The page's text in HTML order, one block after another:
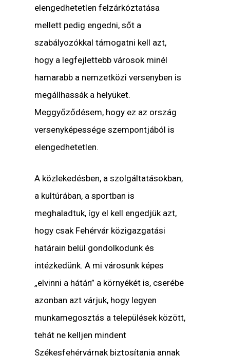
elengedhetetlen felzárkóztatása
mellett pedig engedni, sőt a
szabályozókkal támogatni kell azt,
hogy a legfejlettebb városok minél
hamarabb a nemzetközi versenyben is
megállhassák a helyüket.
Meggyőződésem, hogy ez az ország
versenyképessége szempontjából is
elengedhetetlen.
A közlekedésben, a szolgáltatásokban,
a kultúrában, a sportban is
meghaladtuk, így el kell engedjük azt,
hogy csak Fehérvár közigazgatási
határain belül gondolkodunk és
intézkedünk. A mi városunk képes
„elvinni a hátán” a környékét is, cserébe
azonban azt várjuk, hogy legyen
munkamegosztás a települések között,
tehát ne kelljen mindent
Székesfehérvárnak biztosítania annak